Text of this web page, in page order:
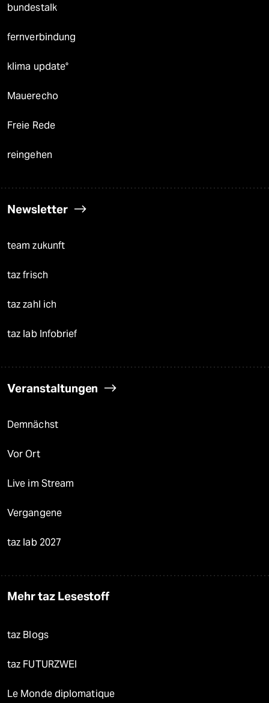
bundestalk
fernverbindung
klima update°
Mauerecho
Freie Rede
reingehen
Newsletter
team zukunft
taz frisch
taz zahl ich
taz lab Infobrief
Veranstaltungen
Demnächst
Vor Ort
Live im Stream
Vergangene
taz lab 2027
Mehr taz Lesestoff
taz Blogs
taz FUTURZWEI
Le Monde diplomatique